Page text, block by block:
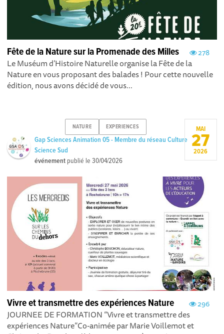
278
Fête de la Nature sur la Promenade des Milles
Le Muséum d’Histoire Naturelle organise la Fête de la
Nature en vous proposant des balades ! Pour cette nouvelle
édition, nous avons décidé de vous...
NATURE EXPERIENCES
Gap Sciences Animation 05 - Membre du réseau Culture
Science Sud
événement publié le30/04/2026
MAI
27
2026
296
Vivre et transmettre des expériences Nature
JOURNEE DE FORMATION “Vivre et transmettre des
expériences Nature”Co-animée par Marie Voillemot et